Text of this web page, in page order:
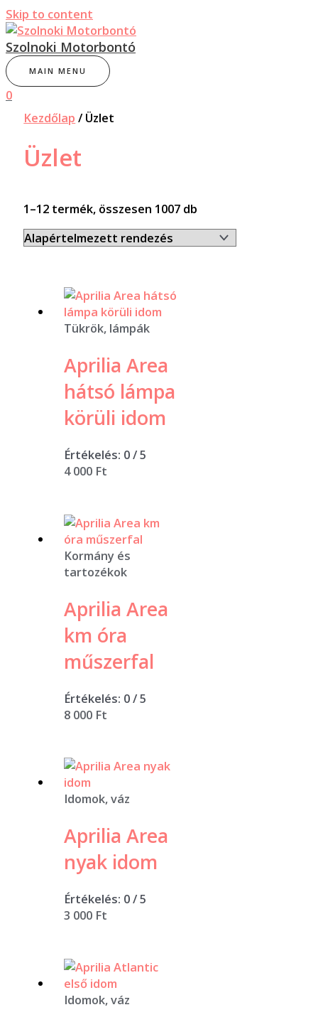
Skip to content
Szolnoki Motorbontó
MAIN MENU
0
Kezdőlap / Üzlet
Üzlet
1–12 termék, összesen 1007 db
Tükrök, lámpák
Aprilia Area
hátsó lámpa
körüli idom
Értékelés: 0/ 5
4 000 Ft
Kormány és
tartozékok
Aprilia Area
km óra
műszerfal
Értékelés: 0/ 5
8 000 Ft
Idomok, váz
Aprilia Area
nyak idom
Értékelés: 0/ 5
3 000 Ft
Idomok, váz